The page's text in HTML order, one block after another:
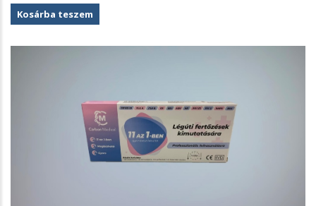
price
was:
680Ft.
price
is:
680Ft.
Kosárba teszem